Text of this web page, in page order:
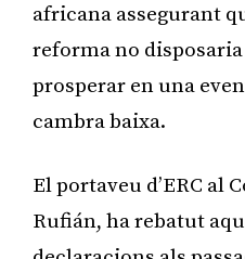
africana assegurant
reforma no
prosperar en una
cambra baixa.
El portaveu d’ERC al
Rufián, ha rebatut